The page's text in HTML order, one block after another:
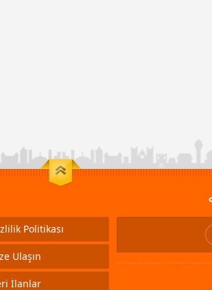
Politikası
Ulaşın
İlanlar